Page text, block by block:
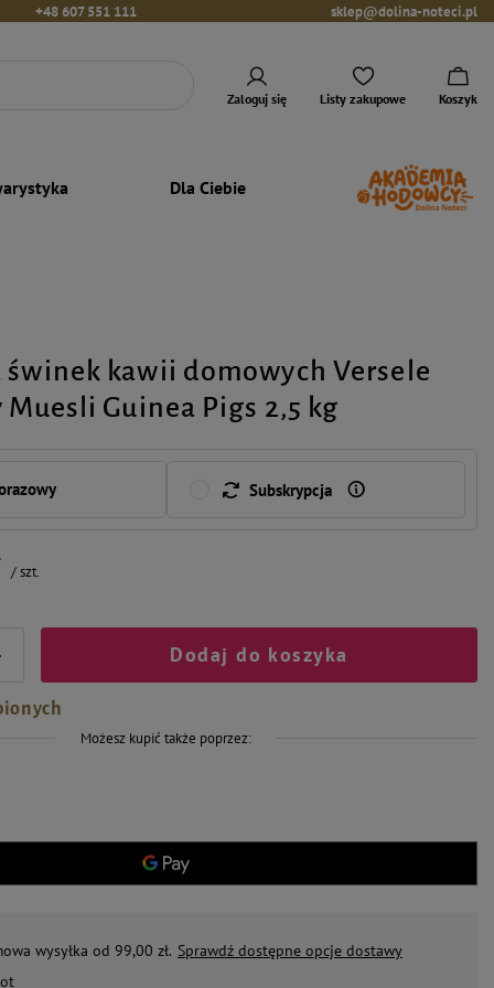
+48 607 551 111 sklep@dolina-noteci.pl
Zaloguj się Listy zakupowe Koszyk
Dla Ciebie
świnek kawii domowych Versele
Muesli Guinea Pigs 2,5 kg
Subskrypcja
/szt.
Dodaj do koszyka
Możesz kupić także poprzez:
wysyłka od 99,00 zł. Sprawdź dostępne opcje dostawy